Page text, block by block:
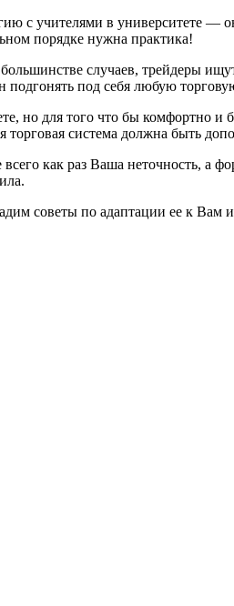
с учителями в университете —
порядке нужна практика!
случаев, трейдеры
под себя любую
для того что бы комфортно и
система должна быть
как раз Ваша неточность, а
советы по адаптации ее к Вам